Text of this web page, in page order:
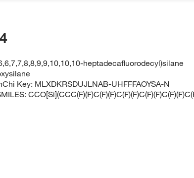
heptadecafluorodecyl)silane
Key: MLXDKRSDUJLNAB-UHFFFAOYSA-N